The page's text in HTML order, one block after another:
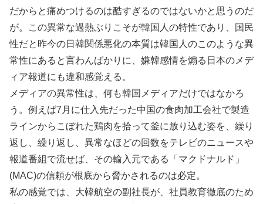
だからと痛めつけるのは酷すぎるのではないかと思うのだ
が。この異常な過熱ぶりこそが韓国人の特性であり、国民
性だと昨今の日韓関係悪化の本質は韓国人のこのような異
常性にあると言わんばかりに、嫌韓感情を煽る日本のメデ
ィア報道にも違和感覚える。
メディアの異常性は、何も韓国メディアだけではなかろ
う。例えば7月に仕入先だった中国の食肉加工会社で製造
ラインからこぼれた鶏肉を拾って釜に放り込む姿を、繰り
返し、繰り返し、異常なほどの回数をテレビのニュースや
報道番組で流せば、その輸入元である「マクドナルド」
(MAC)の信頼が根底から脅かされるのは必定。
私の感覚では、大韓航空の副社長が、社員教育徹底のため